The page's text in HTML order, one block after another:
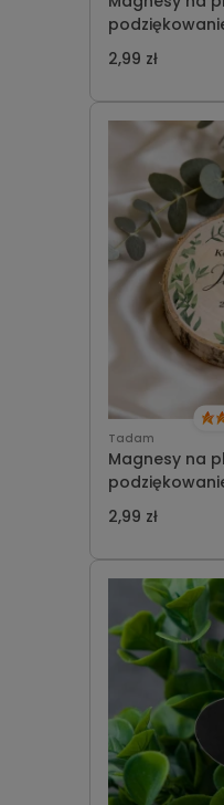
Komunii wzór 7
2,99 zł
Tadam
Magnesy na
Komunii wzór 9
2,99 zł